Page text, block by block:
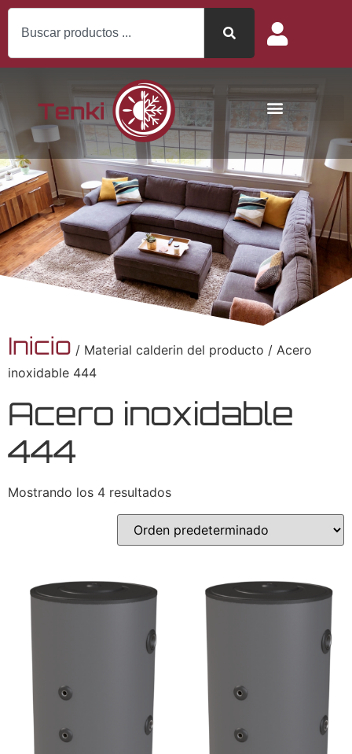
Inicio / Material calderin del producto / Acero
inoxidable 444
Acero inoxidable
444
Mostrando los 4 resultados